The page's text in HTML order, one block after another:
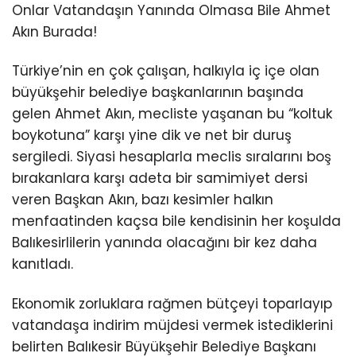
Onlar Vatandaşın Yanında Olmasa Bile Ahmet
Akın Burada!
Türkiye’nin en çok çalışan, halkıyla iç içe olan
büyükşehir belediye başkanlarının başında
gelen Ahmet Akın, mecliste yaşanan bu “koltuk
boykotuna” karşı yine dik ve net bir duruş
sergiledi. Siyasi hesaplarla meclis sıralarını boş
bırakanlara karşı adeta bir samimiyet dersi
veren Başkan Akın, bazı kesimler halkın
menfaatinden kaçsa bile kendisinin her koşulda
Balıkesirlilerin yanında olacağını bir kez daha
kanıtladı.
Ekonomik zorluklara rağmen bütçeyi toparlayıp
vatandaşa indirim müjdesi vermek istediklerini
belirten Balıkesir Büyükşehir Belediye Başkanı